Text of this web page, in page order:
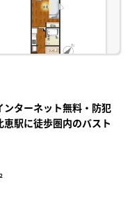
ンターネット無料・防犯
駅に徒歩圏内のバスト